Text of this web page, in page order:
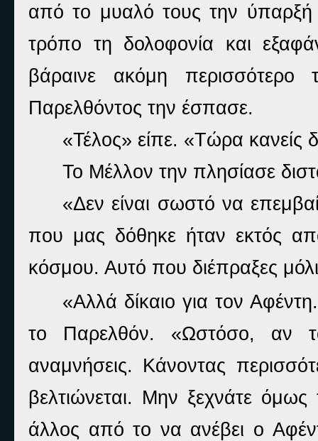
από το μυαλό τους την ύπαρξή
τρόπο τη δολοφονία και
βάραινε ακόμη
Παρελθόντος την έσπασε.
«Τέλος» είπε. «Τώρα κανείς
Το Μέλλον την πλησίασε
«Δεν είναι σωστό να
που μας δόθηκε ήταν εκτός από
κόσμου. Αυτό που διέπραξες
«Αλλά δίκαιο για τον
το Παρελθόν. «Ωστόσο, αν
αναμνήσεις. Κάνοντας
βελτιώνεται. Μην ξεχνάτε
άλλος από το να ανέβει ο